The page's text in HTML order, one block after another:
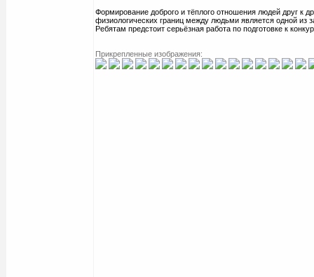
Формирование доброго и тёплого отношения людей друг к
физиологических границ между людьми является одной из
Ребятам предстоит серьёзная работа по подготовке к
Прикрепленные изображения: